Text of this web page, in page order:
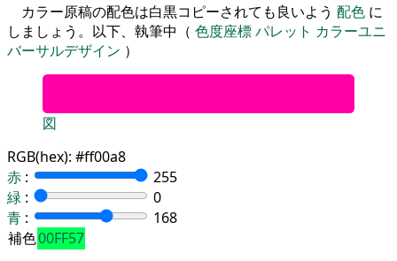
カラー原稿の配色は白黒コピーされても良いよう 配色 に
しましょう。以下、執筆中（ 色度座標パレット カラーユニ
バーサルデザイン ）
図
RGB(hex): #ff00a8
赤 :
255
緑 :
0
青 :
168
補色00FF57